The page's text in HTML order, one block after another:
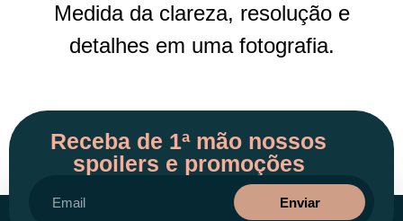
Medida da clareza, resolução e
detalhes em uma fotografia.
Receba de 1ª mão nossos
spoilers e promoções
Enviar